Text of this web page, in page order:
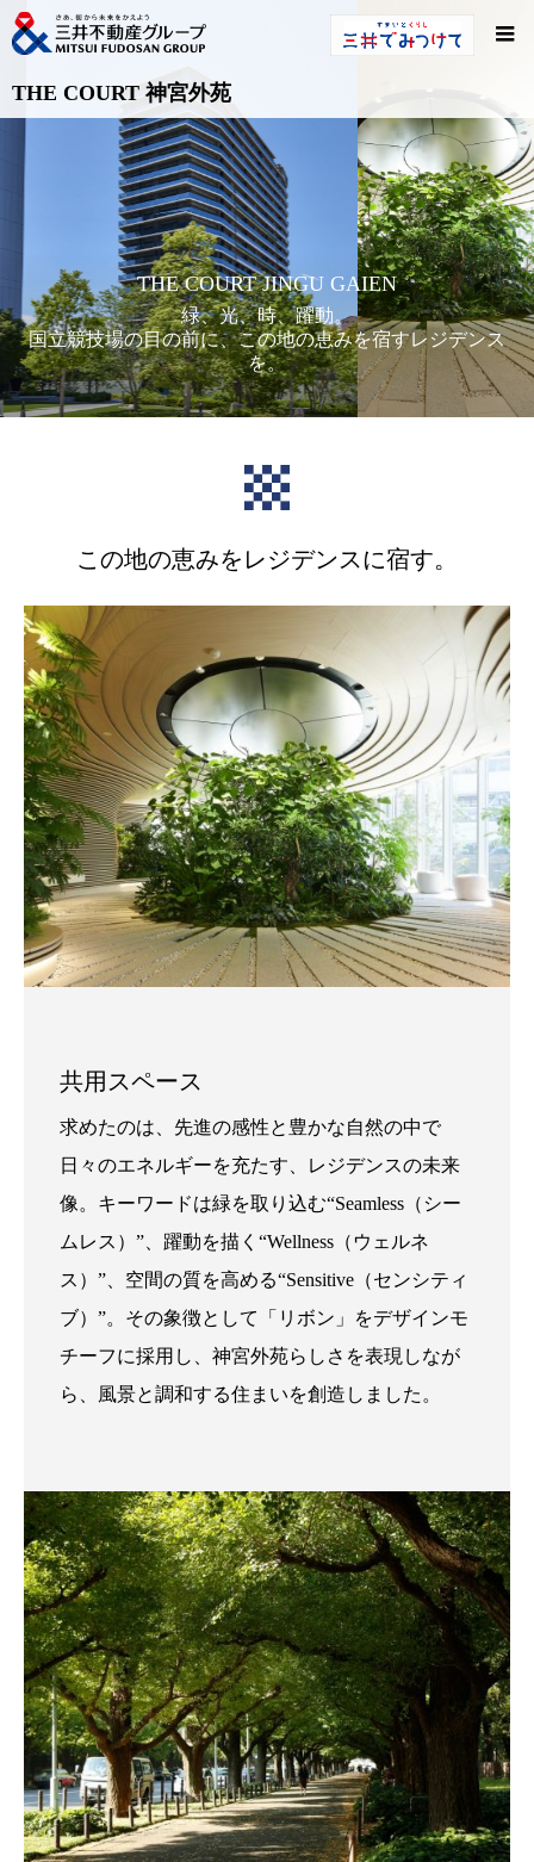
THE COURT 神宮外苑
THE COURT JINGU GAIEN
緑、光、時、躍動。
国立競技場の目の前に、この地の恵みを宿すレジデンス
を。
この地の恵みをレジデンスに宿す。
共用スペース
求めたのは、先進の感性と豊かな自然の中で
日々のエネルギーを充たす、レジデンスの未来
像。キーワードは緑を取り込む“Seamless（シー
ムレス）”、躍動を描く“Wellness（ウェルネ
ス）”、空間の質を高める“Sensitive（センシティ
ブ）”。その象徴として「リボン」をデザインモ
チーフに採用し、神宮外苑らしさを表現しなが
ら、風景と調和する住まいを創造しました。